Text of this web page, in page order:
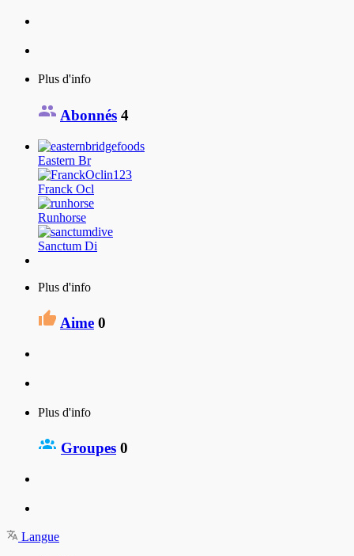
Plus d'info
Abonnés 4
Eastern Br
Franck Ocl
Runhorse
Sanctum Di
Plus d'info
Aime 0
Plus d'info
Groupes 0
Langue